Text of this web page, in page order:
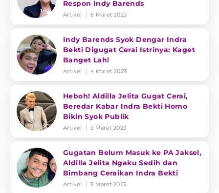
Respon Indy Barends
Artikel 6 Maret 2023
Indy Barends Syok Dengar Indra
Bekti Digugat Cerai Istrinya: Kaget
Banget Lah!
Artikel 4 Maret 2023
Heboh! Aldilla Jelita Gugat Cerai,
Beredar Kabar Indra Bekti Homo
Bikin Syok Publik
Artikel 3 Maret 2023
Gugatan Belum Masuk ke PA Jaksel,
Aldilla Jelita Ngaku Sedih dan
Bimbang Ceraikan Indra Bekti
Artikel 3 Maret 2023